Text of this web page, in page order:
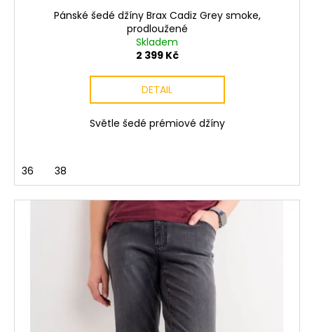
Pánské šedé džíny Brax Cadiz Grey smoke,
prodloužené
Skladem
2 399 Kč
DETAIL
Světle šedé prémiové džíny
36 38